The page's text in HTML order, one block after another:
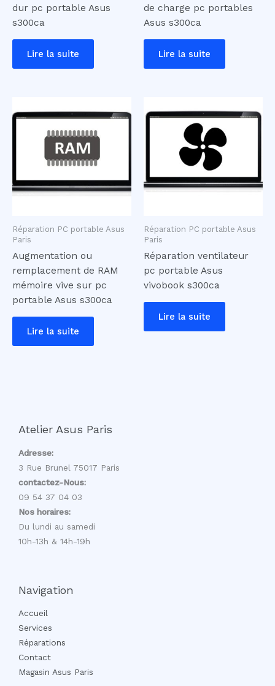
dur pc portable Asus
s300ca
Lire la suite
de charge pc portables
Asus s300ca
Lire la suite
Réparation PC portable Asus
Paris
Augmentation ou
remplacement de RAM
mémoire vive sur pc
portable Asus s300ca
Lire la suite
Réparation PC portable Asus
Paris
Réparation ventilateur
pc portable Asus
vivobook s300ca
Lire la suite
Atelier Asus Paris
Adresse:
3 Rue Brunel 75017 Paris
contactez-Nous:
09 54 37 04 03
Nos horaires:
Du lundi au samedi
10h-13h & 14h-19h
Navigation
Accueil
Services
Réparations
Contact
Magasin Asus Paris